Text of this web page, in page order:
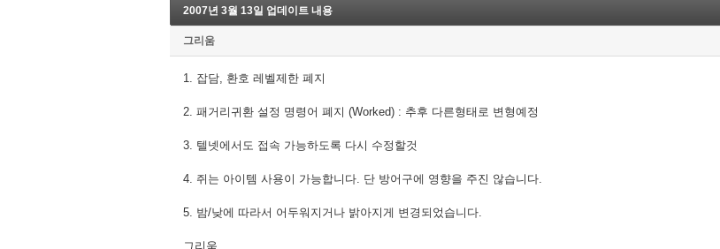
2007년 3월 13일 업데이트 내용
그리움
1. 잡담, 환호 레벨제한 폐지
2. 패거리귀환 설정 명령어 폐지 (Worked) : 추후 다른형태로 변형예정
3. 텔넷에서도 접속 가능하도록 다시 수정할것
4. 쥐는 아이템 사용이 가능합니다. 단 방어구에 영향을 주진 않습니다.
5. 밤/낮에 따라서 어두워지거나 밝아지게 변경되었습니다.
그리움